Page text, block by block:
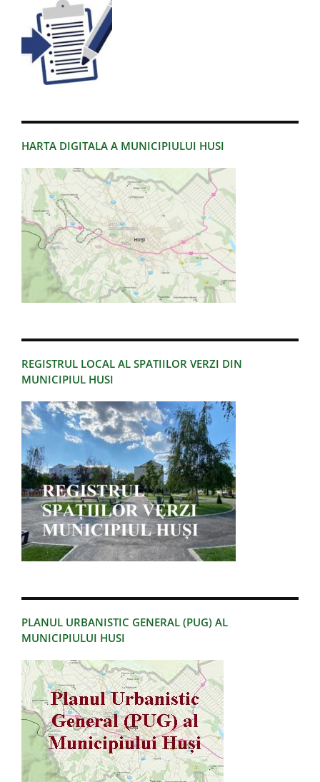
HARTA DIGITALA A MUNICIPIULUI HUSI
REGISTRUL LOCAL AL SPATIILOR VERZI DIN
MUNICIPIUL HUSI
PLANUL URBANISTIC GENERAL (PUG) AL
MUNICIPIULUI HUSI